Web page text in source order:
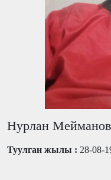
Нурлан Мейманов
Туулган жылы : 28-08-